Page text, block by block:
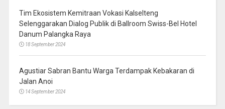
Tim Ekosistem Kemitraan Vokasi Kalselteng
Selenggarakan Dialog Publik di Ballroom Swiss-Bel Hotel
Danum Palangka Raya
18 September 2024
Agustiar Sabran Bantu Warga Terdampak Kebakaran di
Jalan Anoi
14 September 2024